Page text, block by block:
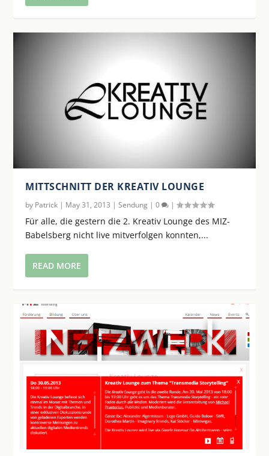
MITTSCHNITT DER KREATIV LOUNGE
by Patrick | May 31, 2013 |Sendung |0 |
Für alle, die gestern die 2. Kreativ Lounge des MIZ-
Babelsberg nicht live mitverfolgen konnten,...
READ MORE